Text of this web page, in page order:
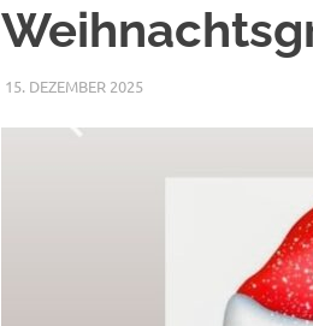
15. DEZEMBER 2025RAPHAEL RIESTERER
ALLGEMEIN